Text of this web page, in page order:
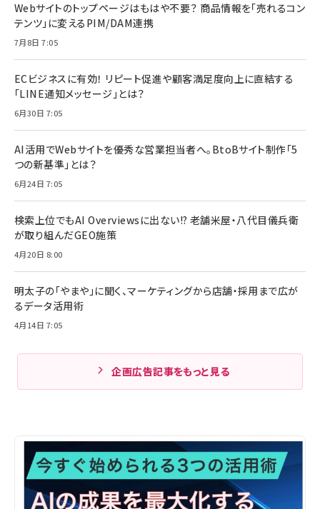
Webサイトのトップページはもはや不要？ 商品情報を「売れるコン
テンツ」に変えるPIM/DAM連携
7月8日 7:05
ECビジネスに有効！ リピート促進や顧客満足度向上に直結する
「LINE通知メッセージ」とは？
6月30日 7:05
AI活用でWebサイトを優秀な営業担当者へ。BtoBサイト制作「5
つの新基準」とは？
6月24日 7:05
検索上位でもAI Overviewsに出ない!? 老舗米屋・八代目儀兵衛
が取り組んだGEO施策
4月20日 8:00
明太子の「やまや」に聞く、マーケティングから店舗・採用まで広が
るデータ活用術
4月14日 7:05
企画広告記事をもっと見る